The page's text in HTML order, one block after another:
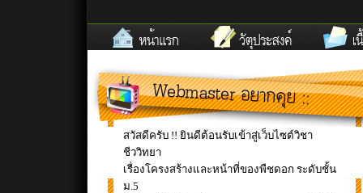
สวัสดีครับ !! ยินดีต้อนรับเข้าสู่เว็บไซต์วิชา
ชีววิทยา
เรื่องโครงสร้างและหน้าที่ของพืชดอก ระดับชั้น
ม.5